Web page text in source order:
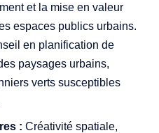
et la mise en valeur
espaces publics urbains.
en planification de
paysages urbains,
verts susceptibles
: Créativité spatiale,